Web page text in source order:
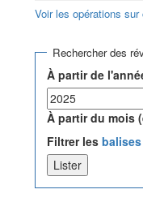
Voir les opérations sur
Rechercher des
À partir de
À partir du mois
Filtrer les balises